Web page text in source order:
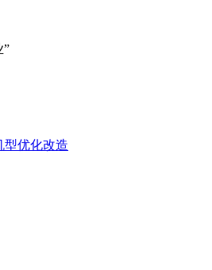
”
型优化改造